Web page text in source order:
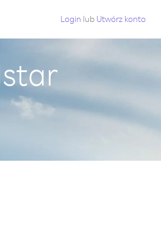
Login lub Utwórz konto